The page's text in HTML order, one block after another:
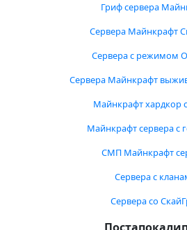
Гриф сервера
Сервера Майнкрафт
Сервера с режимом
Сервера Майнкрафт
Майнкрафт хардкор
Майнкрафт сервера с
СМП Майнкрафт
Сервера с
Сервера со